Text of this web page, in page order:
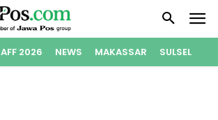
AFF 2026 NEWS MAKASSAR SULSEL